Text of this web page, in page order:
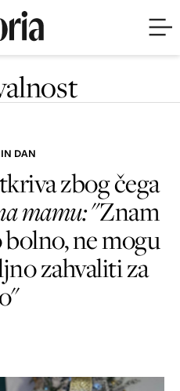
DAN
zbog čega
mamu:"Znam
ne mogu
zahvaliti za